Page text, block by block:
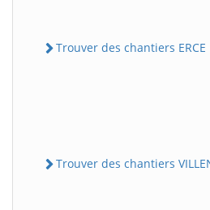
Trouver des chantiers ERCE
Trouver des chantiers